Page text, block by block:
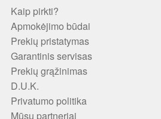
Kaip pirkti?
Apmokėjimo būdai
Prekių pristatymas
Garantinis servisas
Prekių grąžinimas
D.U.K.
Privatumo politika
Mūsų partneriai